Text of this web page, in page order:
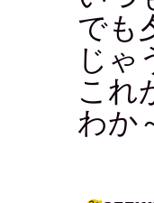
でも
じゃ
これ
わか